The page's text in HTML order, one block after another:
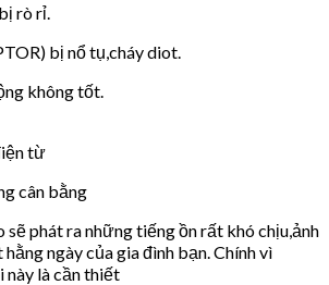
rò rỉ.
bị nổ tụ,cháy diot.
không tốt.
từ
cân bằng
phát ra những tiếng ồn rất khó chịu,ảnh
ngày của gia đình bạn. Chính vì
này là cần thiết